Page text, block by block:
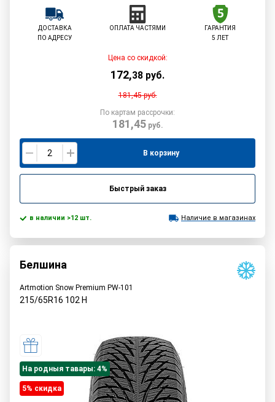
ДОСТАВКА
ПО АДРЕСУ
ОПЛАТА ЧАСТЯМИ
ГАРАНТИЯ
5 ЛЕТ
Цена со скидкой:
172,38 руб.
181,45руб.
По картам рассрочки:
181,45руб.
В корзину
Быстрый заказ
в наличии >12 шт. Наличие в магазинах
Белшина
Artmotion Snow Premium PW-101
215/65R16 102 H
На родныя тавары: 4%
5% cкидка